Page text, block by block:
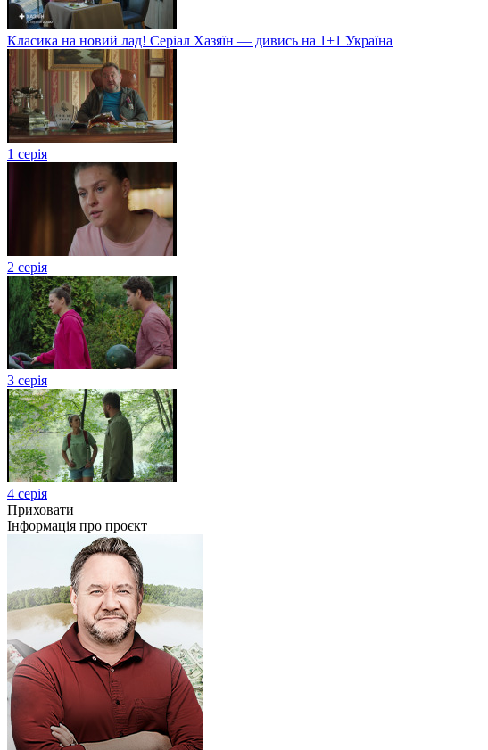
Класика на новий лад! Серіал Хазяїн — дивись на 1+1 Україна
1 серія
2 серія
3 серія
4 серія
Приховати
Інформація про проєкт